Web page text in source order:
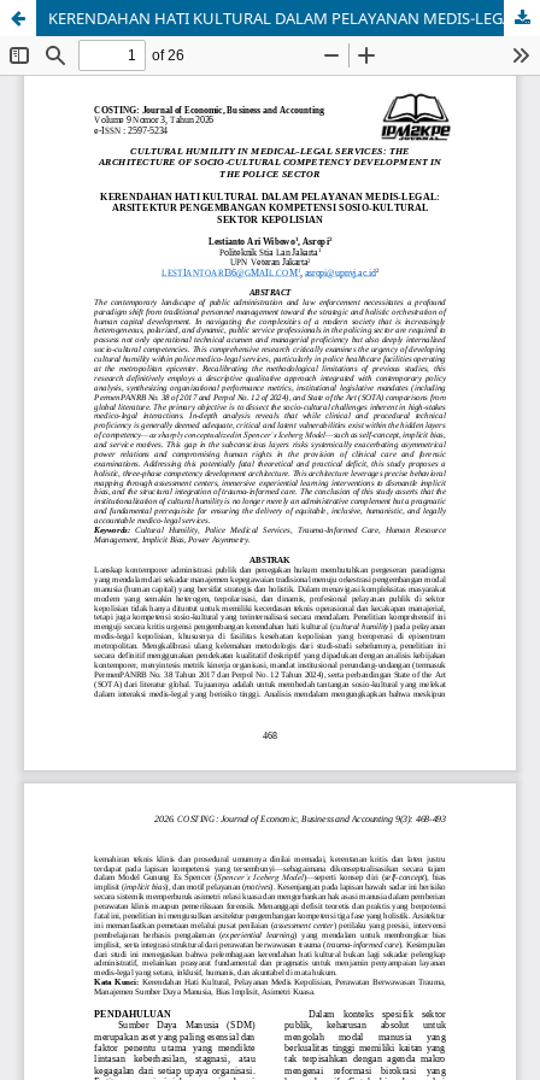
KERENDAHAN HATI KULTURAL DALAM PELAYANAN MEDIS-LEGAL: ARSITEKTUR PENGEMBANGAN KOMPETENSI SOSIO-KULTURAL SEKTOR KEPOLISIAN